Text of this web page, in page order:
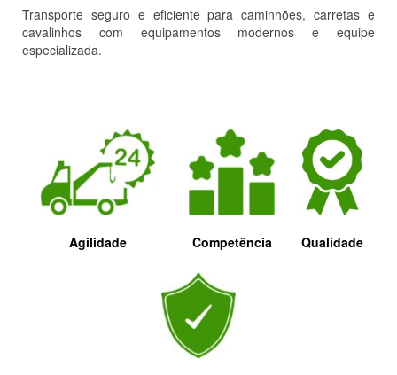
Transporte seguro e eficiente para caminhões, carretas e
cavalinhos com equipamentos modernos e equipe
especializada.
Agilidade Competência Qualidade